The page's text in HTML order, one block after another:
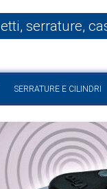
serrature,
SERRATURE E CILINDRI